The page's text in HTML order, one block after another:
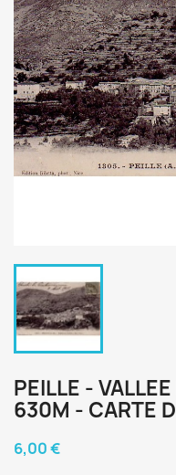
PEILLE -
630M - CARTE
6,00 €